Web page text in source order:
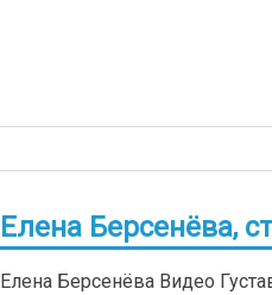
Елена Берсенёва,
Елена Берсенёва Видео